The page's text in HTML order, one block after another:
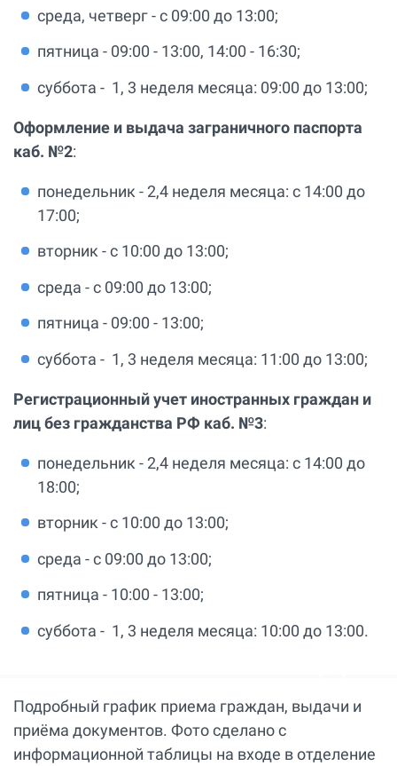
среда, четверг - с 09:00 до 13:00;
пятница - 09:00 - 13:00, 14:00 - 16:30;
суббота - 1, 3 неделя месяца: 09:00 до 13:00;
Оформление и выдача заграничного паспорта
каб. №2:
понедельник - 2,4 неделя месяца: с 14:00 до
17:00;
вторник - с 10:00 до 13:00;
среда - с 09:00 до 13:00;
пятница - 09:00 - 13:00;
суббота - 1, 3 неделя месяца: 11:00 до 13:00;
Регистрационный учет иностранных граждан и
лиц без гражданства РФ каб. №3:
понедельник - 2,4 неделя месяца: с 14:00 до
18:00;
вторник - с 10:00 до 13:00;
среда - с 09:00 до 13:00;
пятница - 10:00 - 13:00;
суббота - 1, 3 неделя месяца: 10:00 до 13:00.
Подробный график приема граждан, выдачи и
приёма документов. Фото сделано с
информационной таблицы на входе в отделение